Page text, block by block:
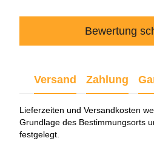
Bewertung
Versand Zahlung
Lieferzeiten und Versandkosten
Grundlage des Bestimmungsorts
festgelegt.